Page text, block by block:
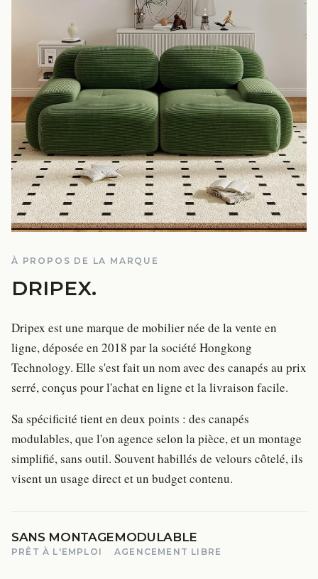
À PROPOS DE LA MARQUE
DRIPEX.
Dripex est une marque de mobilier née de la vente en
ligne, déposée en 2018 par la société Hongkong
Technology. Elle s'est fait un nom avec des canapés au prix
serré, conçus pour l'achat en ligne et la livraison facile.
Sa spécificité tient en deux points : des canapés
modulables, que l'on agence selon la pièce, et un montage
simplifié, sans outil. Souvent habillés de velours côtelé, ils
visent un usage direct et un budget contenu.
SANS MONTAGE
PRÊT À L'EMPLOI
MODULABLE
AGENCEMENT LIBRE